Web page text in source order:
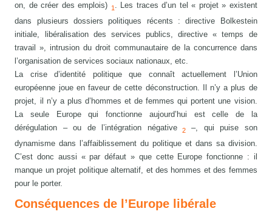
on, de créer des emplois) 1 . Les traces d’un tel « projet » existent
dans plusieurs dossiers politiques récents : directive Bolkestein
initiale, libéralisation des services publics, directive « temps de
travail », intrusion du droit communautaire de la concurrence dans
l’organisation de services sociaux nationaux, etc.
La crise d’identité politique que connaît actuellement l’Union
européenne joue en faveur de cette déconstruction. Il n’y a plus de
projet, il n’y a plus d’hommes et de femmes qui portent une vision.
La seule Europe qui fonctionne aujourd’hui est celle de la
dérégulation – ou de l’intégration négative2–, qui puise son
dynamisme dans l’affaiblissement du politique et dans sa division.
C’est donc aussi « par défaut » que cette Europe fonctionne : il
manque un projet politique alternatif, et des hommes et des femmes
pour le porter.
Conséquences de l’Europe libérale